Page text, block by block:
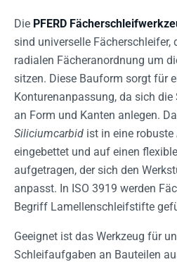
Die PFERD
sind universelle Fächerschleifer,
radialen Fächeranordnung um
sitzen. Diese Bauform sorgt für
Konturenanpassung, da sich
an Form und Kanten anlegen.
Siliciumcarbid ist in eine robuste
eingebettet und auf einen
aufgetragen, der sich den
anpasst. In ISO 3919 werden
Begriff Lamellenschleifstifte
Geeignet ist das Werkzeug für
Schleifaufgaben an Bauteilen